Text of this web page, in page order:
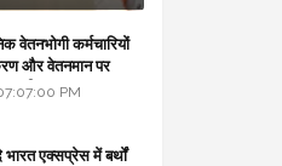
वेतनभोगी कर्मचारियों
और वेतनमान पर
PM
भारत एक्सप्रेस में बर्थों